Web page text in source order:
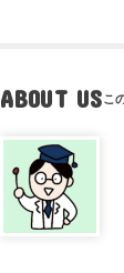
ABOUT US